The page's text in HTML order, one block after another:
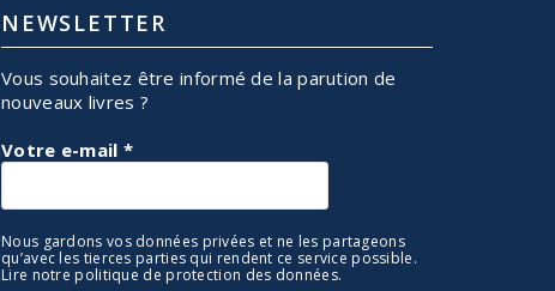
NEWSLETTER
Vous souhaitez être informé de la parution de
nouveaux livres ?
Votre e-mail *
Nous gardons vos données privées et ne les partageons
qu’avec les tierces parties qui rendent ce service possible.
Lire notre politique de protection des données.